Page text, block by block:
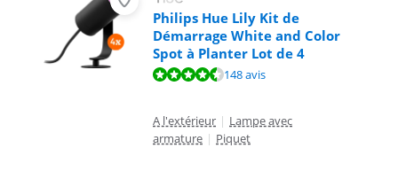
Philips Hue Lily Kit de
Démarrage White and Color
Spot à Planter Lot de 4
La note est de 9,3 sur 10, basée sur 148 avis.148 avis
A l'extérieur | Lampe avec
armature | Piquet